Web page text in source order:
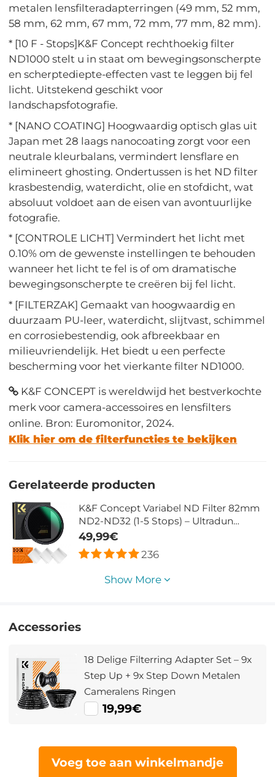
metalen lensfilteradapterringen (49 mm, 52 mm,
58 mm, 62 mm, 67 mm, 72 mm, 77 mm, 82 mm).
* [10 F - Stops]K&F Concept rechthoekig filter
ND1000 stelt u in staat om bewegingsonscherpte
en scherptediepte-effecten vast te leggen bij fel
licht. Uitstekend geschikt voor
landschapsfotografie.
* [NANO COATING] Hoogwaardig optisch glas uit
Japan met 28 laags nanocoating zorgt voor een
neutrale kleurbalans, vermindert lensflare en
elimineert ghosting. Ondertussen is het ND filter
krasbestendig, waterdicht, olie en stofdicht, wat
absoluut voldoet aan de eisen van avontuurlijke
fotografie.
* [CONTROLE LICHT] Vermindert het licht met
0.10% om de gewenste instellingen te behouden
wanneer het licht te fel is of om dramatische
bewegingsonscherpte te creëren bij fel licht.
* [FILTERZAK] Gemaakt van hoogwaardig en
duurzaam PU-leer, waterdicht, slijtvast, schimmel
en corrosiebestendig, ook afbreekbaar en
milieuvriendelijk. Het biedt u een perfecte
bescherming voor het vierkante filter ND1000.
K&F CONCEPT is wereldwijd het bestverkochte
merk voor camera-accessoires en lensfilters
online. Bron: Euromonitor, 2024.
Klik hier om de filterfuncties te bekijken
Gerelateerde producten
K&F Concept Variabel ND Filter 82mm
ND2-ND32 (1-5 Stops) – Ultradun
Weerbestendig – Nano Xcel
49,99€
236
Show More
Accessories
18 Delige Filterring Adapter Set – 9x
Step Up + 9x Step Down Metalen
Cameralens Ringen
19,99€
Voeg toe aan winkelmandje